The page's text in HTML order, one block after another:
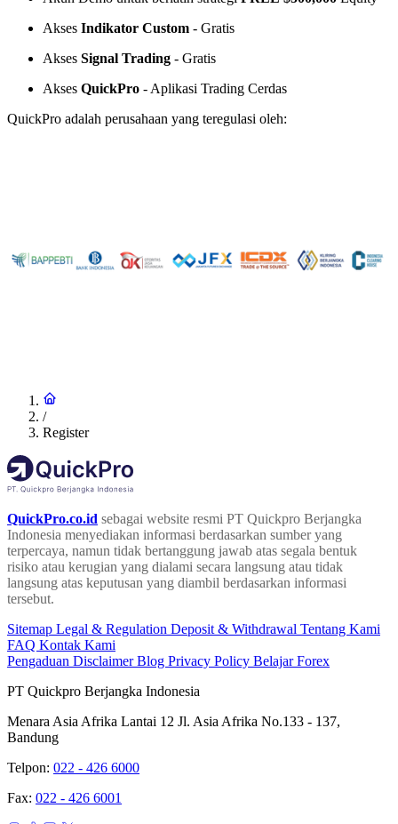
Akses Indikator Custom - Gratis
Akses Signal Trading - Gratis
Akses QuickPro - Aplikasi Trading Cerdas
QuickPro adalah perusahaan yang teregulasi oleh:
/
Register
QuickPro.co.id sebagai website resmi PT Quickpro Berjangka
Indonesia menyediakan informasi berdasarkan sumber yang
terpercaya, namun tidak bertanggung jawab atas segala bentuk
risiko atau kerugian yang dialami secara langsung atau tidak
langsung atas keputusan yang diambil berdasarkan informasi
tersebut.
Sitemap Legal & Regulation Deposit & Withdrawal Tentang Kami
FAQ Kontak Kami
Pengaduan DisclaimerBlog Privacy Policy Belajar Forex
PT Quickpro Berjangka Indonesia
Menara Asia Afrika Lantai 12 Jl. Asia Afrika No.133 - 137,
Bandung
Telpon: 022 - 426 6000
Fax: 022 - 426 6001